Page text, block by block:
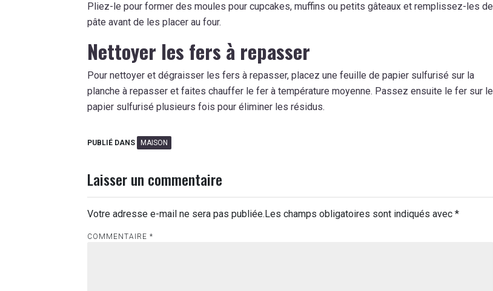
Pliez-le pour former des moules pour cupcakes, muffins ou petits gâteaux et remplissez-les de
pâte avant de les placer au four.
Nettoyer les fers à repasser
Pour nettoyer et dégraisser les fers à repasser, placez une feuille de papier sulfurisé sur la
planche à repasser et faites chauffer le fer à température moyenne. Passez ensuite le fer sur le
papier sulfurisé plusieurs fois pour éliminer les résidus.
PUBLIÉ DANS MAISON
Laisser un commentaire
Votre adresse e-mail ne sera pas publiée. Les champs obligatoires sont indiqués avec *
COMMENTAIRE *